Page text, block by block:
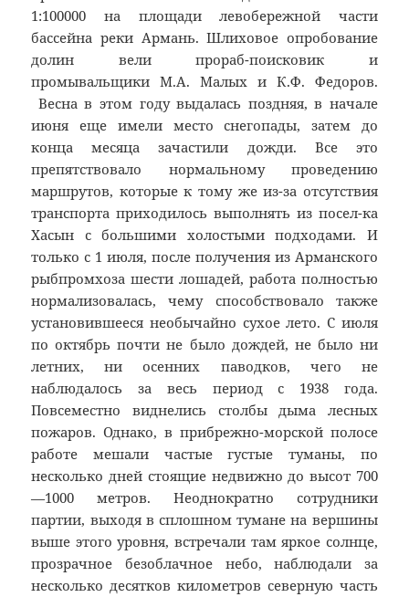
1:100000 на площади левобережной части
бассейна реки Армань. Шлиховое опробование
долин вели прораб-поисковик и
промывальщики М.А. Малых и К.Ф. Федоров.
Весна в этом году выдалась поздняя, в начале
июня еще имели место снегопады, затем до
конца месяца зачастили дожди. Все это
препятствовало нормальному проведению
маршрутов, которые к тому же из-за отсутствия
транспорта приходилось выполнять из посел-ка
Хасын с большими холостыми подходами. И
только с 1 июля, после получения из Арманского
рыбпромхоза шести лошадей, работа полностью
нормализовалась, чему способствовало также
установившееся необычайно сухое лето. С июля
по октябрь почти не было дождей, не было ни
летних, ни осенних паводков, чего не
наблюдалось за весь период с 1938 года.
Повсеместно виднелись столбы дыма лесных
пожаров. Однако, в прибрежно-морской полосе
работе мешали частые густые туманы, по
несколько дней стоящие недвижно до высот 700
—1000 метров. Неоднократно сотрудники
партии, выходя в сплошном тумане на вершины
выше этого уровня, встречали там яркое солнце,
прозрачное безоблачное небо, наблюдали за
несколько десятков километров северную часть